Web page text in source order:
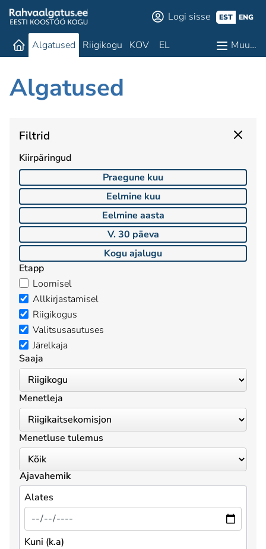
Logi sisse EST ENG
Algatused Riigikogu KOV EL Muu…
Algatused
Filtrid
Kiirpäringud
Praegune kuu
Eelmine kuu
Eelmine aasta
V. 30 päeva
Kogu ajalugu
Etapp
Loomisel
Allkirjastamisel
Riigikogus
Valitsusasutuses
Järelkaja
Saaja
Menetleja
Menetluse tulemus
Ajavahemik
Alates
Kuni (k.a)